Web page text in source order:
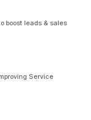
boost leads & sales
Service